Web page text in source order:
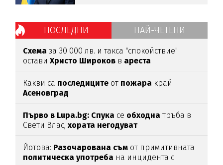
ПОСЛЕДНИ НАЙ-ЧЕТЕНИ
Схема за 30 000 лв. и такса "спокойствие"
оставиХристо Широков в ареста
Какви са последиците от пожара край
Асеновград
Първо в Lupa.bg: Спука се обходна тръба в
Свети Влас,хората негодуват
Йотова: Разочарована съм от примитивната
политическа употреба на инцидента с